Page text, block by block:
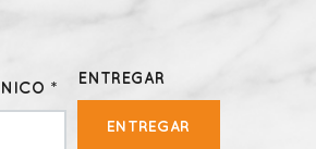
*
ENTREGAR
ENTREGAR